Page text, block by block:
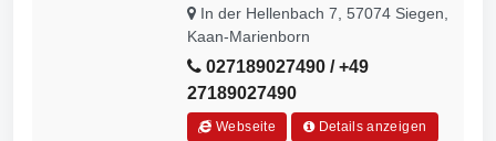
In der Hellenbach 7, 57074 Siegen,
Kaan-Marienborn
027189027490 / +49
27189027490
Webseite Details anzeigen